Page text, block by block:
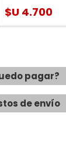
$U 4.700
pagar?
de envío